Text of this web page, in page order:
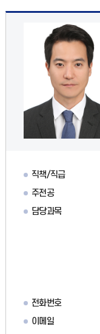
직책/직급
주전공
담당과목
전화번호
이메일